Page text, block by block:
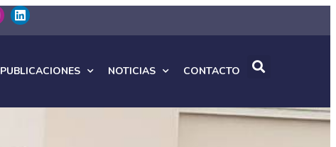
PUBLICACIONES NOTICIAS CONTACTO